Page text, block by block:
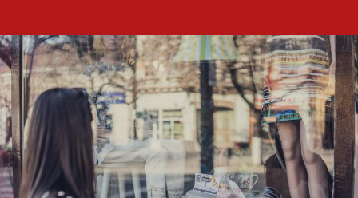
Развитие и поддержка интернет-
витрины StepClub